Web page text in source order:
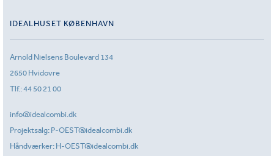
IDEALHUSET KØBENHAVN
Arnold Nielsens Boulevard 134
2650 Hvidovre
Tlf.:44 50 21 00
info@idealcombi.dk
Projektsalg: P-OEST@idealcombi.dk
Håndværker: H-OEST@idealcombi.dk